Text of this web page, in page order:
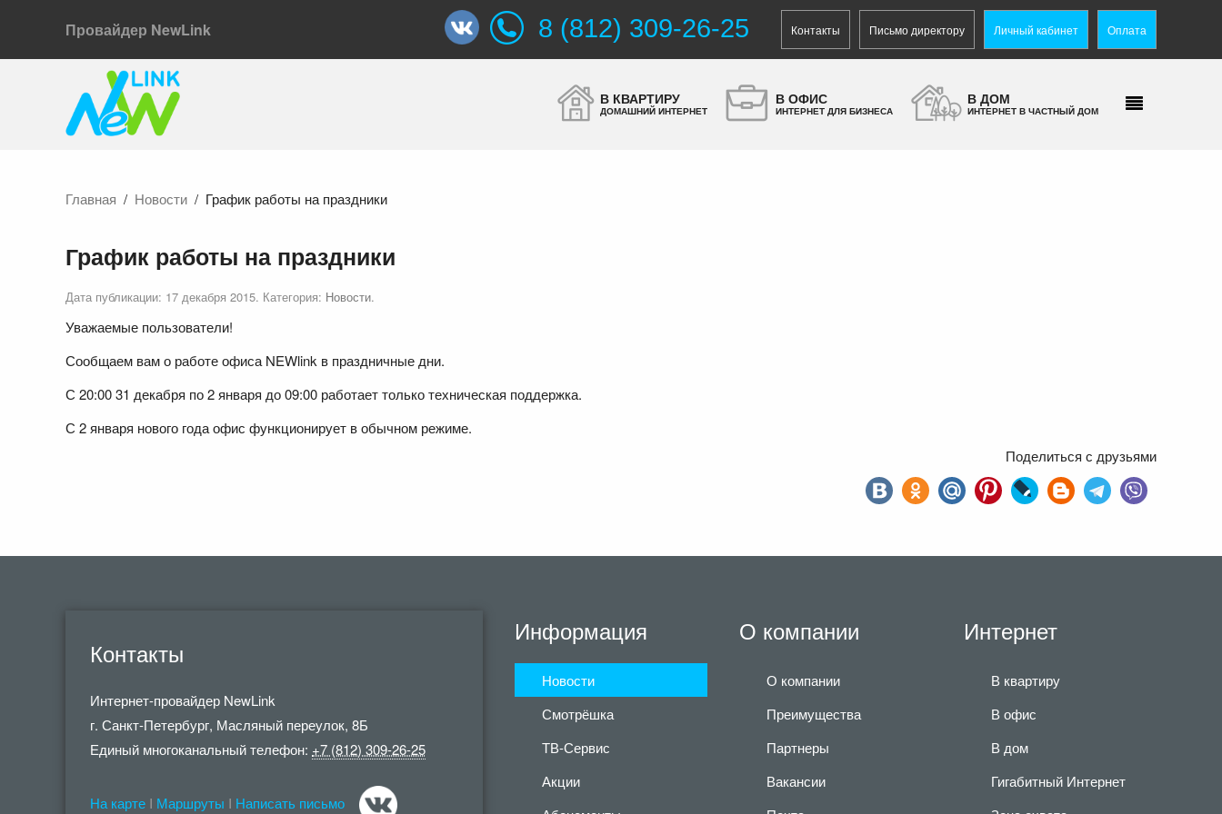
Провайдер NewLink Контакты Письмо директору Личный кабинет Оплата
8 (812) 309-26-25
В КВАРТИРУ
ДОМАШНИЙ ИНТЕРНЕТ
В ОФИС
ИНТЕРНЕТ ДЛЯ БИЗНЕСА
В ДОМ
ИНТЕРНЕТ В ЧАСТНЫЙ ДОМ
Главная Новости График работы на праздники
График работы на праздники
Дата публикации: 17 декабря 2015. Категория: Новости.
Уважаемые пользователи!
Сообщаем вам о работе офиса NEWlink в праздничные дни.
С 20:00 31 декабря по 2 января до 09:00 работает только техническая поддержка.
С 2 января нового года офис функционирует в обычном режиме.
Поделиться с друзьями
Контакты
Интернет-провайдер NewLink
г. Санкт-Петербург, Масляный переулок, 8Б
Единый многоканальный телефон: +7 (812) 309-26-25
На карте I Маршруты I Написать письмо
Информация
Новости
Смотрёшка
ТВ-Сервис
Акции
О компании
О компании
Преимущества
Партнеры
Вакансии
Интернет
В квартиру
В офис
В дом
Гигабитный Интернет